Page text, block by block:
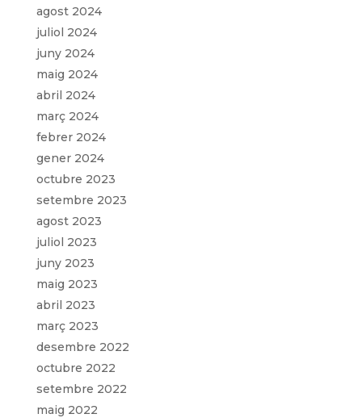
agost 2024
juliol 2024
juny 2024
maig 2024
abril 2024
març 2024
febrer 2024
gener 2024
octubre 2023
setembre 2023
agost 2023
juliol 2023
juny 2023
maig 2023
abril 2023
març 2023
desembre 2022
octubre 2022
setembre 2022
maig 2022